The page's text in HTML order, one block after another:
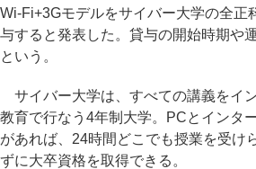
Wi-Fi+3Gモデルをサイバー大学の全正
与すると発表した。貸与の開始時期や
という。
サイバー大学は、すべての講義をイ
教育で行なう4年制大学。PCとインタ
があれば、24時間どこでも授業を受け
ずに大卒資格を取得できる。